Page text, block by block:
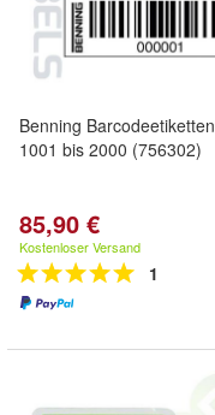
Benning Barcodeetiketten
1001 bis 2000 (756302)
85,90 €
Kostenloser Versand
1